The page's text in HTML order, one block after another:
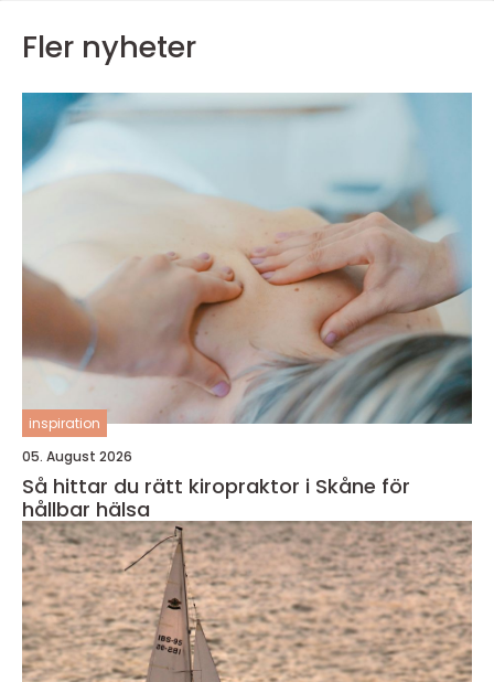
Fler nyheter
inspiration
05. August 2026
Så hittar du rätt kiropraktor i Skåne för
hållbar hälsa